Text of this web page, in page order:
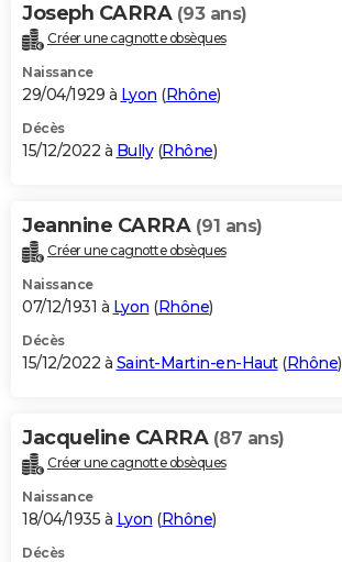
Joseph CARRA (93 ans)
Créer une cagnotte obsèques
Naissance
29/04/1929 à Lyon (Rhône)
Décès
15/12/2022 à Bully(Rhône)
Jeannine CARRA (91 ans)
Créer une cagnotte obsèques
Naissance
07/12/1931 à Lyon (Rhône)
Décès
15/12/2022 à Saint-Martin-en-Haut(Rhône)
Jacqueline CARRA (87 ans)
Créer une cagnotte obsèques
Naissance
18/04/1935 à Lyon (Rhône)
Décès